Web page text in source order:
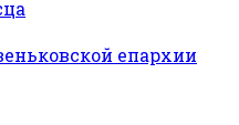
епархии